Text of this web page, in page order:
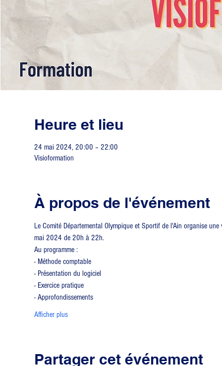
Heure et lieu
24 mai 2024, 20:00 – 22:00
Visioformation
À propos de l'événement
Le Comité Départemental Olympique et Sportif de l'Ain organise
mai 2024 de 20h à 22h.
Au programme :
- Méthode comptable
- Présentation du logiciel
- Exercice pratique
- Approfondissements
Afficher plus
Partager cet événement